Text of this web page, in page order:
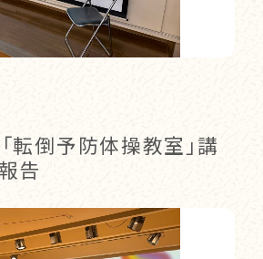
転倒予防体操教室」講
告